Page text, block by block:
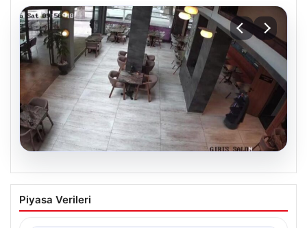
Garson robot kendini merdivenlerden
attı. Çalışma stresi yaşayan robota 3
Piyasa Verileri